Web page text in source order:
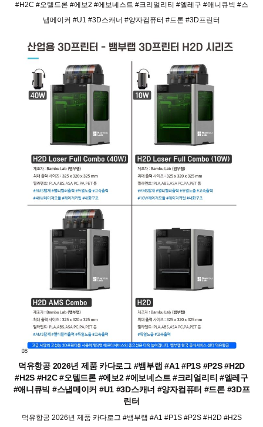
#H2C #오텔드론 #에보2 #에보네스트 #크리얼리티 #엘레구 #애니큐빅 #스
냅메이커 #U1 #3D스캐너 #양자컴퓨터 #드론 #3D프린터
덕유항공 2026년 제품 카다로그 #뱀부랩 #A1 #P1S #P2S #H2D
#H2S #H2C #오텔드론 #에보2 #에보네스트 #크리얼리티 #엘레구
#애니큐빅 #스냅메이커 #U1 #3D스캐너 #양자컴퓨터 #드론 #3D프
린터
덕유항공 2026년 제품 카다로그 #뱀부랩 #A1 #P1S #P2S #H2D #H2S